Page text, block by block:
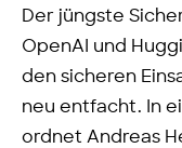
Der jüngste
OpenAI und
den sicheren
neu entfacht. In
ordnet Andreas